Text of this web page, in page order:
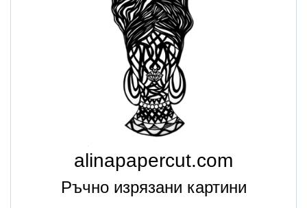
alinapapercut.com
Ръчно изрязани картини